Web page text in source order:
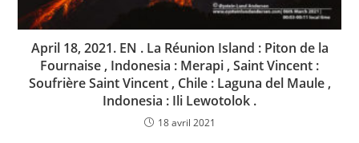
April 18, 2021. EN . La Réunion Island : Piton de la
Fournaise , Indonesia : Merapi , Saint Vincent :
Soufrière Saint Vincent , Chile : Laguna del Maule ,
Indonesia : Ili Lewotolok .
18 avril 2021